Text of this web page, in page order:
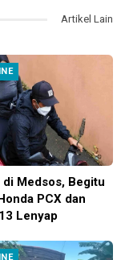
Artikel Lain
di Medsos, Begitu
PCX dan
Lenyap